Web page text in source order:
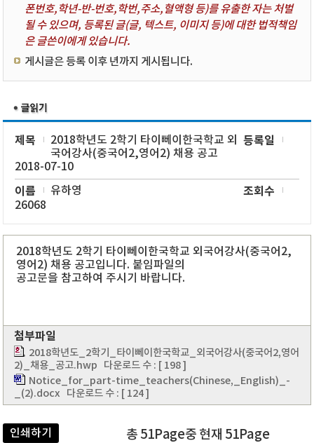
폰번호,학년-반-번호,학번,주소,혈액형 등)를 유출한 자는 처벌
될 수 있으며, 등록된 글(글, 텍스트, 이미지 등)에 대한 법적책임
은 글쓴이에게 있습니다.
게시글은 등록 이후 년까지 게시됩니다.
제목
2018학년도 2학기 타이뻬이한국학교 외
국어강사(중국어2,영어2) 채용 공고
등록일
2018-07-10
이름 유하영 조회수
26068
2018학년도 2학기 타이뻬이한국학교 외국어강사(중국어2,
영어2) 채용 공고입니다. 붙임파일의
공고문을 참고하여 주시기 바랍니다.
첨부파일
2018학년도_2학기_타이뻬이한국학교_외국어강사(중국어2,영어
2)_채용_공고.hwp 다운로드 수 : [ 198 ]
Notice_for_part-time_teachers(Chinese,_English)_-
_(2).docx 다운로드 수 : [ 124 ]
인쇄하기 총 51Page중 현재 51Page